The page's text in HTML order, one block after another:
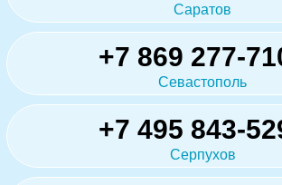
Саратов
+7 869 277-
Севастополь
+7 495 843-
Серпухов